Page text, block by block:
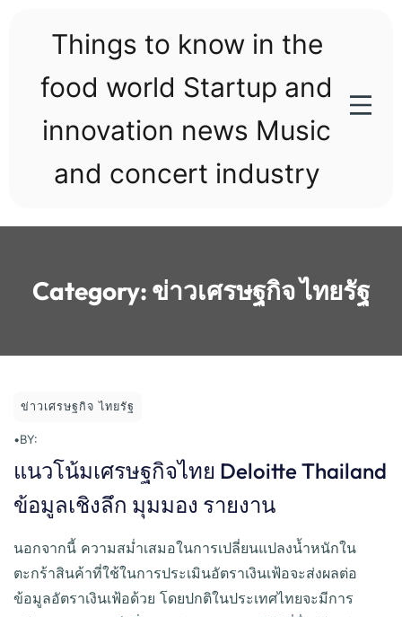
Things to know in the
food world Startup and
innovation news Music
and concert industry
Category: ข่าวเศรษฐกิจ ไทยรัฐ
ข่าวเศรษฐกิจ ไทยรัฐ
•BY:
แนวโน้มเศรษฐกิจไทย Deloitte Thailand
ข้อมูลเชิงลึก มุมมอง รายงาน
นอกจากนี้ ความสม่ำเสมอในการเปลี่ยนแปลงน้ำหนักใน
ตะกร้าสินค้าที่ใช้ในการประเมินอัตราเงินเฟ้อจะส่งผลต่อ
ข้อมูลอัตราเงินเฟ้อด้วย โดยปกติในประเทศไทยจะมีการ